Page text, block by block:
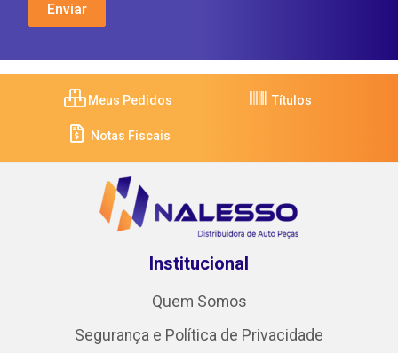
Meus Pedidos Títulos
Notas Fiscais
Institucional
Quem Somos
Segurança e Política de Privacidade